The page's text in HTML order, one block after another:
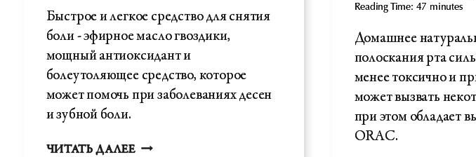
Быстрое и легкое средство для снятия
боли - эфирное масло гвоздики,
мощный антиоксидант и
болеутоляющее средство, которое
может помочь при заболеваниях десен
и зубной боли.
ЧИТАТЬ ДАЛЕЕЧУВСТВИТЕЛЬНОСТЬ
Reading Time: 47 minutes
Домашнее
полоскания рта
менее токсично и
может вызвать
при этом обладает
ORAC.